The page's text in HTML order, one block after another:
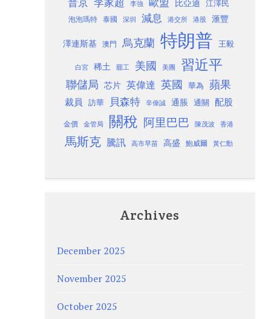
普京 李家超 李強 比亞迪 江澤民
泡泡瑪特 泰國 深圳 減息 港交所 港股 滙豐
澤連斯基 澳門 烏克蘭 特朗普 王毅
白宮 稀土 罷工 美國 美團 習近平
聯儲局 芯片 英偉達 英國 華為 蘋果
裁員 訪華 貝森特 辛偉誠 通脹 通關 配股
金價 金管局 關稅 阿里巴巴 陳茂波 香港
馬斯克 騰訊 高市早苗 高盛 鮑威爾 黃仁勳
Archives
December 2025
November 2025
October 2025